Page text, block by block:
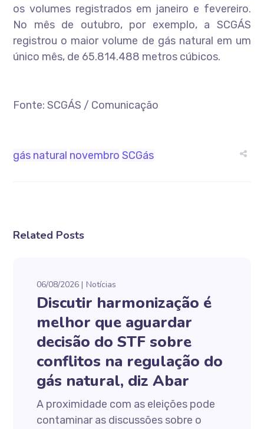
os volumes registrados em janeiro e fevereiro.
No mês de outubro, por exemplo, a SCGÁS
registrou o maior volume de gás natural em um
único mês, de 65.814.488 metros cúbicos.
Fonte: SCGÁS / Comunicação
gás natural novembro SCGás
Related Posts
06/08/2026 Notícias
Discutir harmonização é
melhor que aguardar
decisão do STF sobre
conflitos na regulação do
gás natural, diz Abar
A proximidade com as eleições pode
contaminar as discussões sobre o